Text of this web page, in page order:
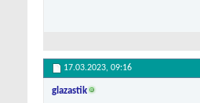
17.03.2023, 09:16
glazastik